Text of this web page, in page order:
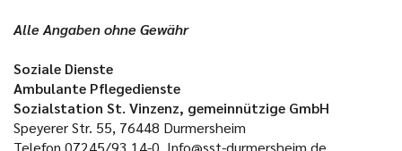
Alle Angaben ohne Gewähr
Soziale Dienste
Ambulante Pflegedienste
Sozialstation St. Vinzenz, gemeinnützige GmbH
Speyerer Str. 55, 76448 Durmersheim
Telefon 07245/93 14-0, Info@sst-durmersheim.de